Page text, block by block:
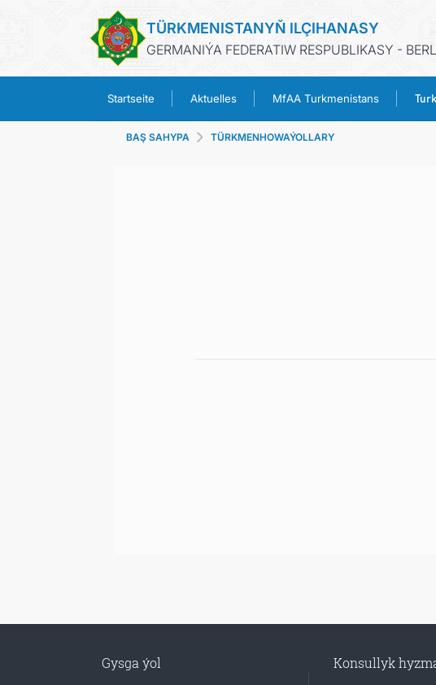
TÜRKMENISTANYŇ ILÇIHANASY
GERMANIÝA FEDERATIW RESPUBLIKASY -
Startseite Aktuelles MfAA Turkmenistans
BAŞ SAHYPA TÜRKMENHOWAÝOLLARY
Gysga ýol Konsullyk